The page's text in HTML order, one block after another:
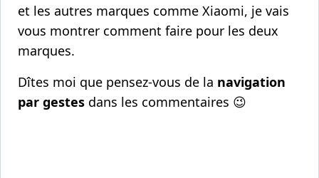
et les autres marques comme Xiaomi, je vais
vous montrer comment faire pour les deux
marques.
Dîtes moi que pensez-vous de la navigation
par gestes dans les commentaires 😉